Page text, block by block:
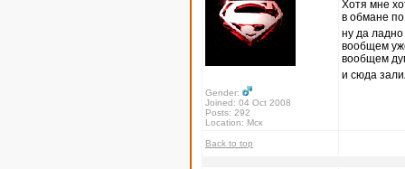
Gender:
Joined: 04 Oct 2008
Posts: 292
Location: Мск
Хотя мне
в обмане
ну да ладно
вообщем
вообщем
и сюда
Back to top